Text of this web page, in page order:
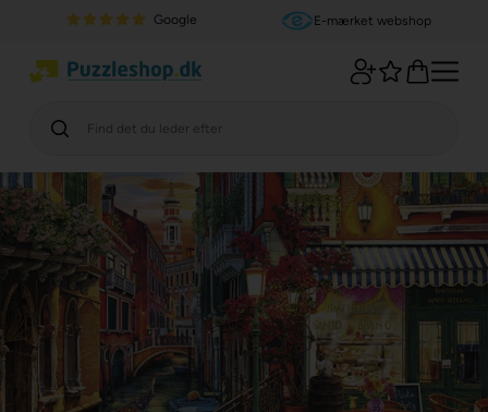
Google E-mærket webshop